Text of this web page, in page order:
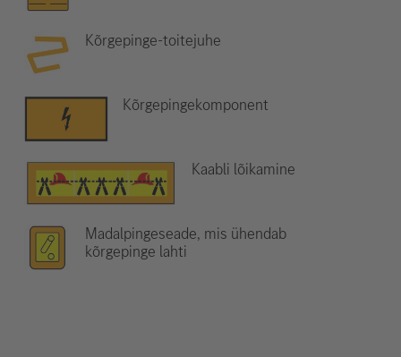
Kõrgepinge-toitejuhe
Kõrgepingekomponent
Kaabli lõikamine
Madalpingeseade, mis ühendab
kõrgepinge lahti